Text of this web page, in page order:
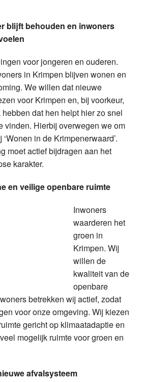
blijft behouden en inwoners
voor jongeren en ouderen.
in Krimpen blijven wonen en
We willen dat nieuwe
voor Krimpen en, bij voorkeur,
dat hen helpt hier zo snel
vinden. Hierbij overwegen we om
in de Krimpenerwaard’.
moet actief bijdragen aan het
karakter.
en veilige openbare ruimte
Inwoners
waarderen het
groen in
Krimpen. Wij
willen de
kwaliteit van de
openbare
betrekken wij actief, zodat
voor onze omgeving. Wij kiezen
gericht op klimaatadaptie en
mogelijk ruimte voor groen en
afvalsysteem